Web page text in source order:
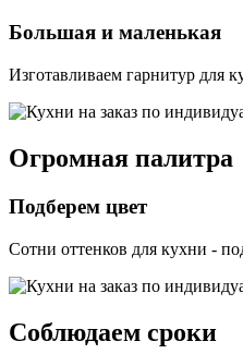
Большая и маленькая
Изготавливаем гарнитур для
Огромная палитра
Подберем цвет
Сотни оттенков для кухни -
Соблюдаем сроки